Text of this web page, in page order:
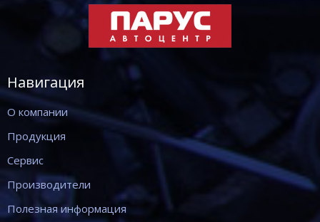
Навигация
О компании
Продукция
Сервис
Производители
Полезная информация